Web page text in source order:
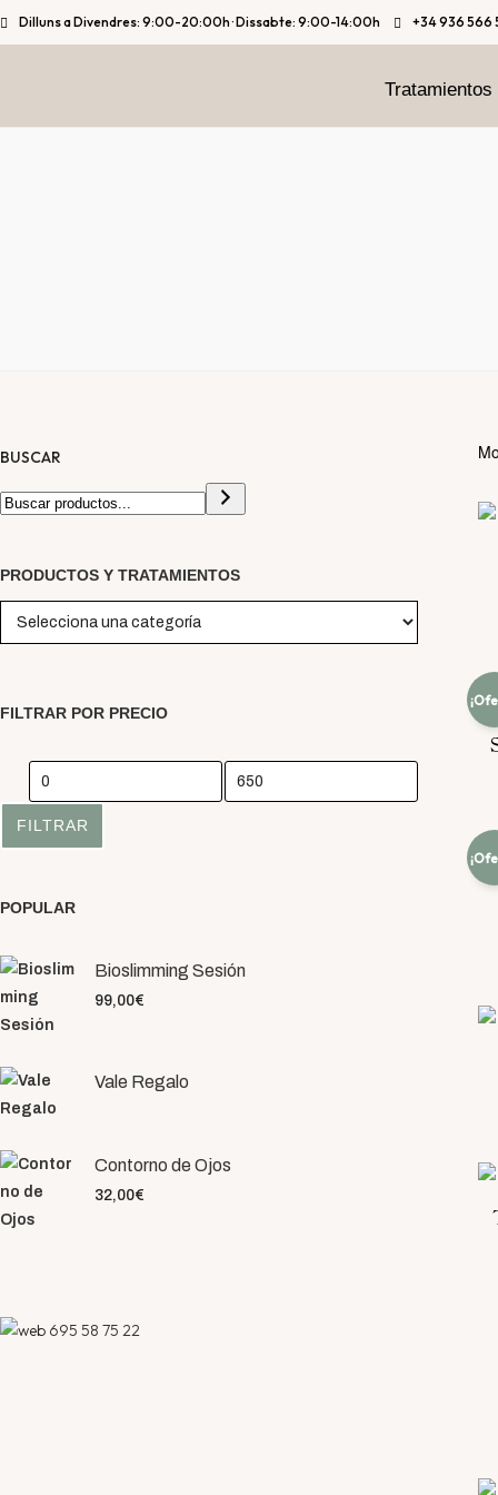
Dilluns a Divendres: 9:00-20:00h · Dissabte: 9:00-14:00h +34 936 566
Tratamientos
BUSCAR
PRODUCTOS Y TRATAMIENTOS
FILTRAR POR PRECIO
mínimo
Precio
máximo
FILTRAR
POPULAR
Bioslimming Sesión
99,00€
Vale Regalo
Contorno de Ojos
32,00€
695 58 75 22